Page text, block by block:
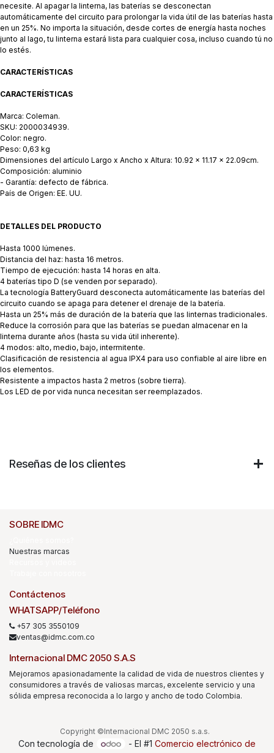
necesite. Al apagar la linterna, las baterías se desconectan
automáticamente del circuito para prolongar la vida útil de las baterías hasta
en un 25%. No importa la situación, desde cortes de energía hasta noches
junto al lago, tu linterna estará lista para cualquier cosa, incluso cuando tú no
lo estés.
CARACTERÍSTICAS
CARACTERÍSTICAS
Marca: Coleman.
SKU: 2000034939.
Color: negro.
Peso: 0,63 kg
Dimensiones del artículo Largo x Ancho x Altura: ‎10.92 x 11.17 x 22.09cm.
Composición: aluminio
- Garantía: defecto de fábrica.
País de Origen: EE. UU.
DETALLES DEL PRODUCTO
Hasta 1000 lúmenes.
Distancia del haz: hasta 16 metros.
Tiempo de ejecución: hasta 14 horas en alta.
4 baterías tipo D (se venden por separado).
La tecnología BatteryGuard desconecta automáticamente las baterías del
circuito cuando se apaga para detener el drenaje de la batería.
Hasta un 25% más de duración de la batería que las linternas tradicionales.
Reduce la corrosión para que las baterías se puedan almacenar en la
linterna durante años (hasta su vida útil inherente).
4 modos: alto, medio, bajo, intermitente.
Clasificación de resistencia al agua IPX4 para uso confiable al aire libre en
los elementos.
Resistente a impactos hasta 2 metros (sobre tierra).
Los LED de por vida nunca necesitan ser reemplazados.
Reseñas de los clientes
SOBRE IDMC
Nuestras marcas
Contáctenos
WHATSAPP/Teléfono
+57 305 3550109
ventas@idmc.com.co
Internacional DMC 2050 S.A.S
Mejoramos apasionadamente la calidad de vida de nuestros clientes y
consumidores a través de valiosas marcas, excelente servicio y una
sólida empresa reconocida a lo largo y ancho de todo Colombia.
Copyright ©Internacional DMC 2050 s.a.s.
Con tecnología de - El #1 Comercio electrónico de